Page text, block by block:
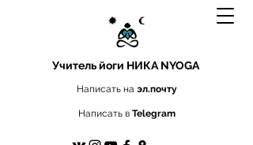
Учитель йоги НИКА NYOGA
Написать на эл.почту
Написать в Telegram